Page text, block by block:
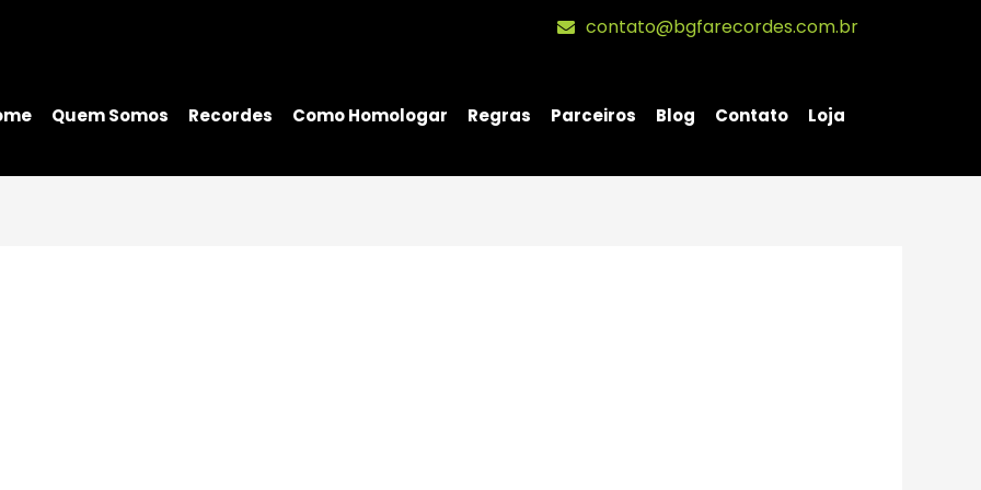
contato@bgfarecordes.com.br
Quem Somos Recordes Como Homologar Regras Parceiros Blog Contato Loja